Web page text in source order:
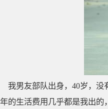
我男友部队出身，40岁，
年的生活费用几乎都是我出的